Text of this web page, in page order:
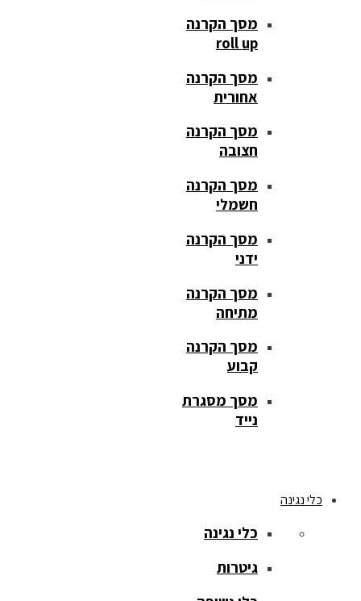
מסך הקרנה
roll up
מסך הקרנה
אחורית
מסך הקרנה
חצובה
מסך הקרנה
חשמלי
מסך הקרנה
ידני
מסך הקרנה
מתיחה
מסך הקרנה
קבוע
מסך מסגרת
נייד
כלי נגינה
כלי נגינה
גיטרות